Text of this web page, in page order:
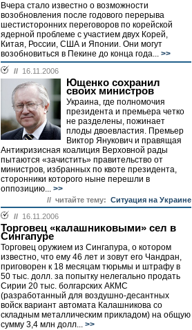
Вчера стало известно о возможности
возобновления после годового перерыва
шестисторонних переговоров по корейской
ядерной проблеме с участием двух Корей,
Китая, России, США и Японии. Они могут
возобновиться в Пекине до конца года... >>
// 16.11.2006
Ющенко сохранил
своих министров
Украина, где полномочия
президента и премьера четко
не разделены, пожинает
плоды двоевластия. Премьер
Виктор Янукович и правящая
Антикризисная коалиция Верховной рады
пытаются «зачистить» правительство от
министров, избранных по квоте президента,
сторонники которого ныне перешли в
оппозицию... >>
// читайте тему: Ситуация на Украине
// 16.11.2006
Торговец «калашниковыми» сел в
Сингапуре
Торговец оружием из Сингапура, о котором
известно, что ему 46 лет и зовут его Чандран,
приговорен к 18 месяцам тюрьмы и штрафу в
50 тыс. долл. за попытку нелегально продать
Сирии 20 тыс. болгарских АКМС
(разработанный для воздушно-десантных
войск вариант автомата Калашникова со
складным металлическим прикладом) на общую
сумму 3,4 млн долл... >>